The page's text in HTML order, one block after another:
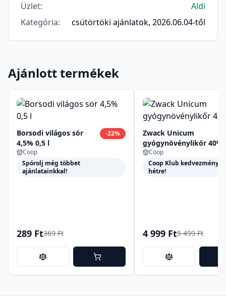
Üzlet:
Aldi
Kategória: csütörtöki ajánlatok, 2026.06.04-től
Ajánlott termékek
Borsodi világos sör
4,5% 0,5 l
-22%
Coop
Spórolj még többet
ajánlatainkkal!
289 Ft369 Ft
Zwack Unicum
gyógynövénylikőr 40%
0,5 lCoop
Coop Klub
hétre!
4 999 Ft5 499 Ft